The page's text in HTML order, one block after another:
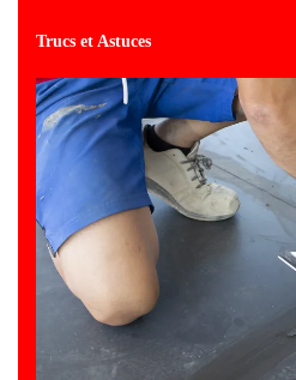
Trucs et Astuces